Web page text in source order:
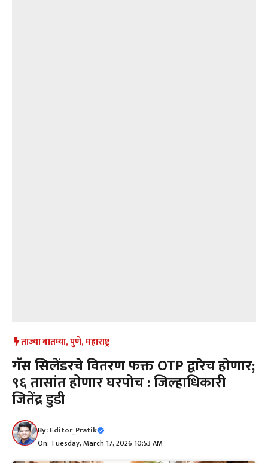
ताज्या बातम्या,पुणे,महाराष्ट्र
गॅस सिलेंडरचे वितरण फक्त OTP द्वारेच होणार;
९६ तासांत होणार घरपोच : जिल्हाधिकारी
जितेंद्र डुडी
By:Editor_Pratik
On: Tuesday, March 17, 2026 10:53 AM